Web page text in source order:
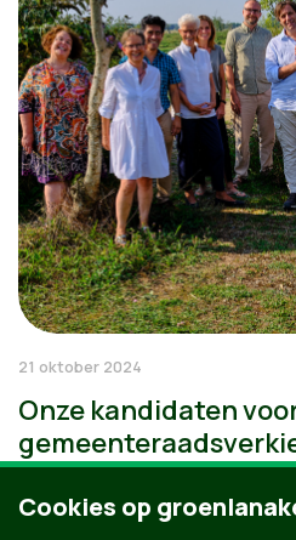
21 oktober 2024
Onze kandidaten
Cookies op